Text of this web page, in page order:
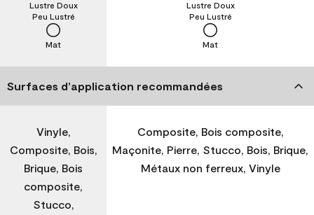
Mat
Peu Lustré
Lustre Doux
Mat
Peu Lustré
Lustre Doux
Surfaces d’application recommandées
Vinyle,
Composite, Bois,
Brique, Bois
composite,
Stucco,
Composite, Bois composite,
Maçonite, Pierre, Stucco, Bois, Brique,
Métaux non ferreux, Vinyle